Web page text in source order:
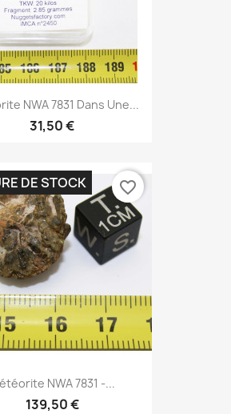
NWA 7831 Dans Une...
31,50 €
NWA 7831 -...
139,50 €
DE STOCK favorite_border